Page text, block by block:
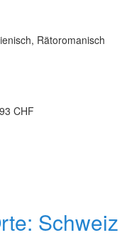
Rätoromanisch
CHF
Schweiz